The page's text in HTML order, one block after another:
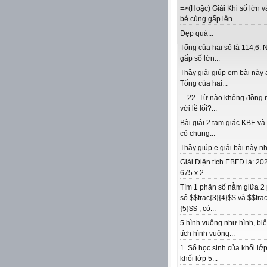
=>(Hoặc) Giải Khi số lớn
bé cùng gấp lên...
Đẹp quá...
Tổng của hai số là 114,6.
gấp số lớn...
Thầy giải giúp em bài này
Tổng của hai...
22. Từ nào không đồng
với lề lối?...
Bài giải 2 tam giác KBE và
có chung...
Thầy giúp e giải bài này
Giải Diện tích EBFD là:
675 x 2...
Tìm 1 phân số nằm giữa 2
số $$frac{3}{4}$$ và
{5}$$ , có...
5 hình vuông như hình,
tích hình vuông...
1. Số học sinh của khối
khối lớp 5...